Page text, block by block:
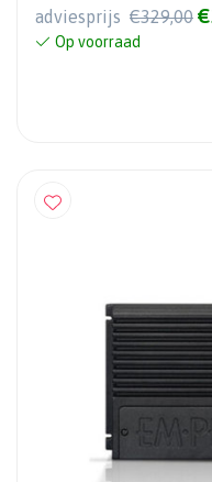
adviesprijs €329,00
Op voorraad